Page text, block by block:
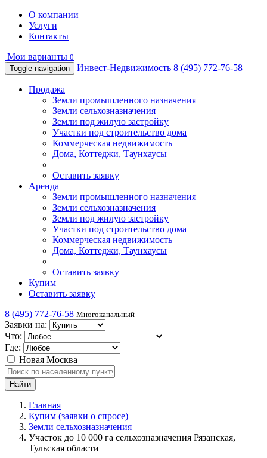
О компании
Услуги
Контакты
Мои варианты 0
Toggle navigation
Инвест-Недвижимость 8 (495) 772-76-58
Продажа
Земли промышленного назначения
Земли сельхозназначения
Земли под жилую застройку
Участки под строительство дома
Коммерческая недвижимость
Дома, Коттеджи, Таунхаусы
Оставить заявку
Аренда
Земли промышленного назначения
Земли сельхозназначения
Земли под жилую застройку
Участки под строительство дома
Коммерческая недвижимость
Дома, Коттеджи, Таунхаусы
Оставить заявку
Купим
Оставить заявку
8 (495) 772-76-58 Многоканальный
Заявки на:
Что:
Где:
Новая Москва
Главная
Купим (заявки о спросе)
Земли сельхозназначения
Участок до 10 000 га сельхозназначения Рязанская,
Тульская области